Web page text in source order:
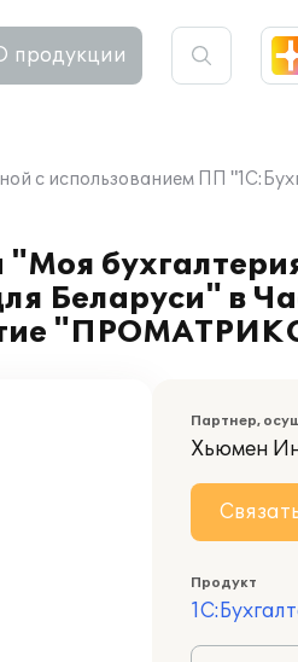
продукции
с использованием ПП
Беларуси" в
Партнер,
Хьюмен
Продукт